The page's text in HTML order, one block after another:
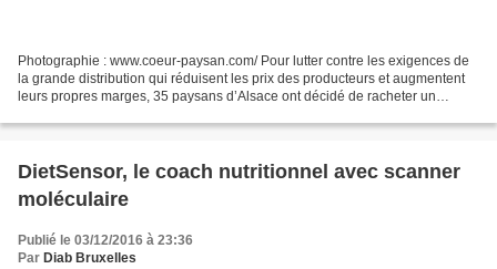
Photographie : www.coeur-paysan.com/ Pour lutter contre les exigences de
la grande distribution qui réduisent les prix des producteurs et augmentent
leurs propres marges, 35 paysans d’Alsace ont décidé de racheter un
DietSensor, le coach nutritionnel avec scanner
moléculaire
Publié le 03/12/2016 à 23:36
Par Diab Bruxelles